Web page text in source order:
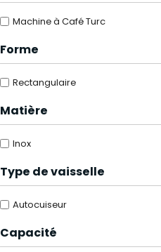
Machine à Café Turc
Forme
Rectangulaire
Matière
Inox
Type de vaisselle
Autocuiseur
Capacité